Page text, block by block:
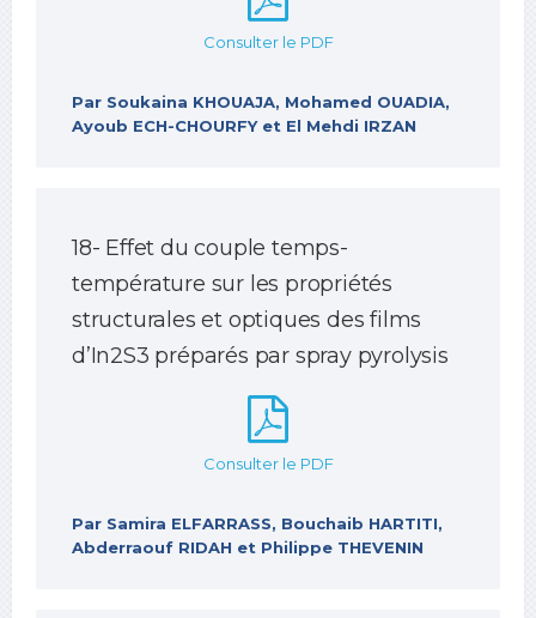
Consulter le PDF
Par Soukaina KHOUAJA, Mohamed OUADIA,
Ayoub ECH-CHOURFY et El Mehdi IRZAN
18- Effet du couple temps-
température sur les propriétés
structurales et optiques des films
d’In2S3 préparés par spray pyrolysis
Consulter le PDF
Par Samira ELFARRASS, Bouchaib HARTITI,
Abderraouf RIDAH et Philippe THEVENIN